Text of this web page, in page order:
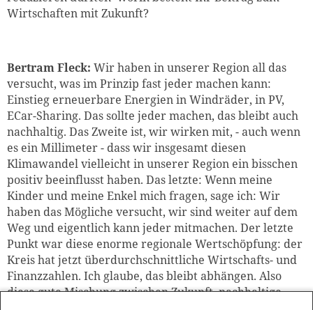
Wirtschaften mit Zukunft?
Bertram Fleck: Wir haben in unserer Region all das
versucht, was im Prinzip fast jeder machen kann:
Einstieg erneuerbare Energien in Windräder, in PV,
ECar-Sharing. Das sollte jeder machen, das bleibt auch
nachhaltig. Das Zweite ist, wir wirken mit, - auch wenn
es ein Millimeter - dass wir insgesamt diesen
Klimawandel vielleicht in unserer Region ein bisschen
positiv beeinflusst haben. Das letzte: Wenn meine
Kinder und meine Enkel mich fragen, sage ich: Wir
haben das Mögliche versucht, wir sind weiter auf dem
Weg und eigentlich kann jeder mitmachen. Der letzte
Punkt war diese enorme regionale Wertschöpfung: der
Kreis hat jetzt überdurchschnittliche Wirtschafts- und
Finanzzahlen. Ich glaube, das bleibt abhängen. Also
diese gute Mischung zwischen Zukunft, nachhaltige